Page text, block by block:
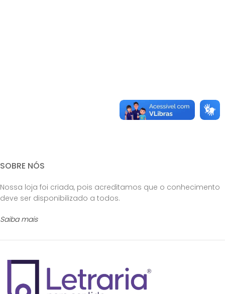
SOBRE NÓS
Nossa loja foi criada, pois acreditamos que o conhecimento
deve ser disponibilizado a todos.
Saiba mais